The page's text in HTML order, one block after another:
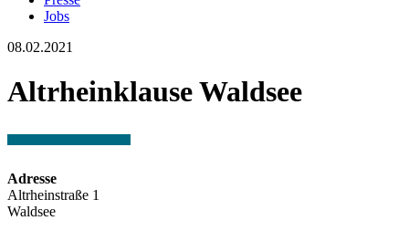
Jobs
08.02.2021
Altrheinklause Waldsee
Adresse
Altrheinstraße 1
Waldsee